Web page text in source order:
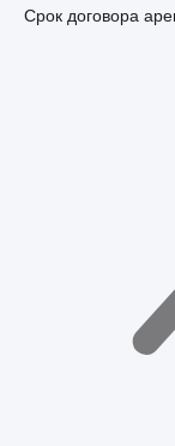
Срок договора